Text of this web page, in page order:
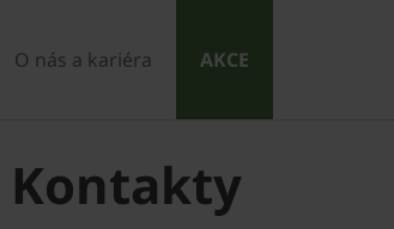
O nás a kariéra AKCE
Kontakty